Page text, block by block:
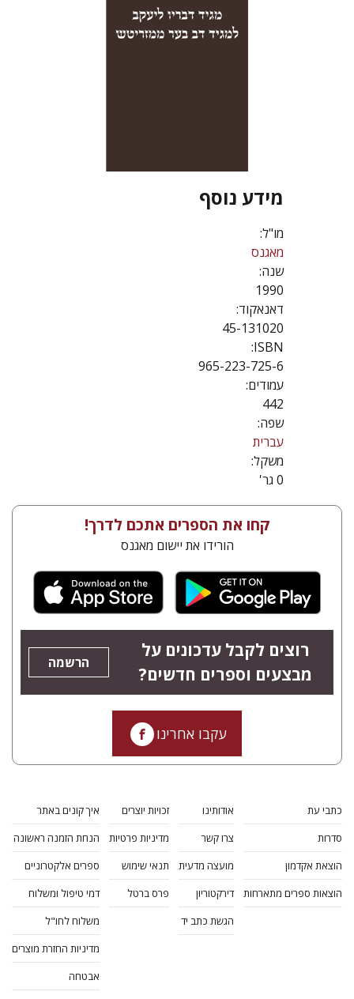
מידע נוסף
מו"ל:
מאגנס
שנה:
1990
דאנאקוד:
45-131020
ISBN:
965-223-725-6
עמודים:
442
שפה:
עברית
משקל:
0 גר'
קחו את הספרים אתכם לדרך!
הורידו את יישום מאגנס
רוצים לקבל עדכונים על
מבצעים וספרים חדשים?
הרשמה
עקבו אחרינו
כתבי עת
סדרות
הוצאת אקדמון
הוצאות ספרים מתארחות
אודותינו
צרו קשר
מועצה מדעית
דירקטוריון
הגשת כתב יד
זכויות יוצרים
מדיניות פרטיות
תנאי שימוש
פרס ברטל
איך קונים באתר
הנחת הזמנה ראשונה
ספרים אלקטרוניים
דמי טיפול ומשלוח
משלוח לחו"ל
מדיניות החזרת מוצרים
אבטחה